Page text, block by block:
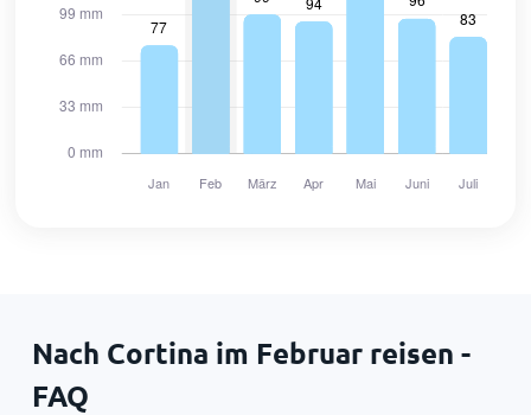
Nach Cortina im Februar reisen -
FAQ